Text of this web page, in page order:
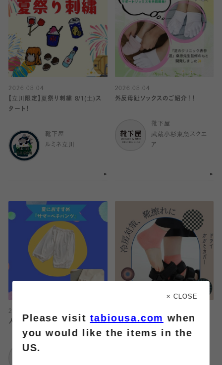
2026.08.04
【立川限定】夏祭り刺繍 8/1(土)ス
タート！
靴下屋
ルミネ立川
2026.08.04
外反母趾ソックスのご紹介！！
靴下屋
武蔵小杉東急スクエ
ア
2026.08.04
人気のサマーペチパンツ！！
かかとカバーのご紹介
× CLOSE
Please visittabiousa.com when
you would like the items in the
US.